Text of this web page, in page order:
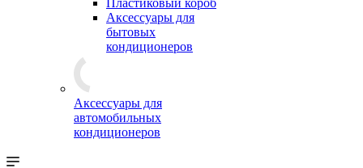
Пластиковый короб
Аксессуары для
бытовых
кондиционеров
Аксессуары для
автомобильных
кондиционеров